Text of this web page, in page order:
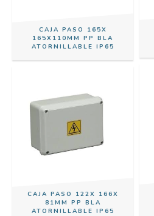
CAJA PASO 165X
165X110MM PP BLA
ATORNILLABLE IP65
CAJA PASO 122X 166X
81MM PP BLA
ATORNILLABLE IP65